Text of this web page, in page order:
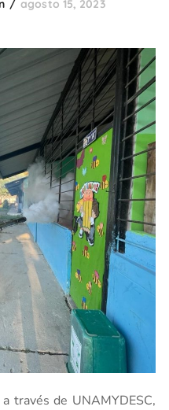
agosto 15, 2023
través de UNAMYDESC,